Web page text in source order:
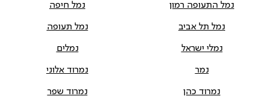
נמל התעופה רמון נמל חיפה
נמל תל אביב נמל תעופה
נמלי ישראל נמלים
נמר נמרוד אלוני
נמרוד כהן נמרוד שפר